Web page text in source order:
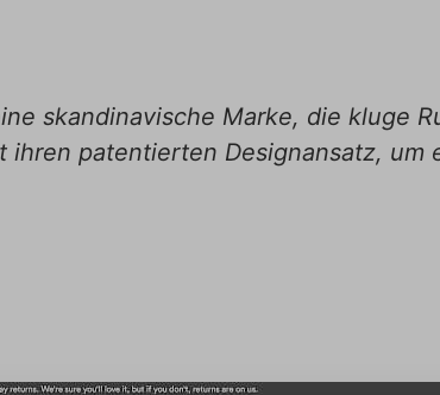
skandinavische Marke, die kluge
patentierten Designansatz, um